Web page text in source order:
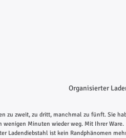
Organisierter
zu zweit, zu dritt, manchmal zu fünft. Sie
wenigen Minuten wieder weg. Mit Ihrer Ware.
Ladendiebstahl ist kein Randphänomen